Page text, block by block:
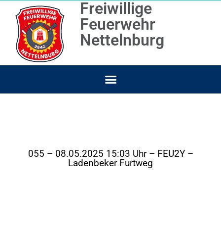
Freiwillige
Feuerwehr
Nettelnburg
055 – 08.05.2025 15:03 Uhr – FEU2Y –
Ladenbeker Furtweg